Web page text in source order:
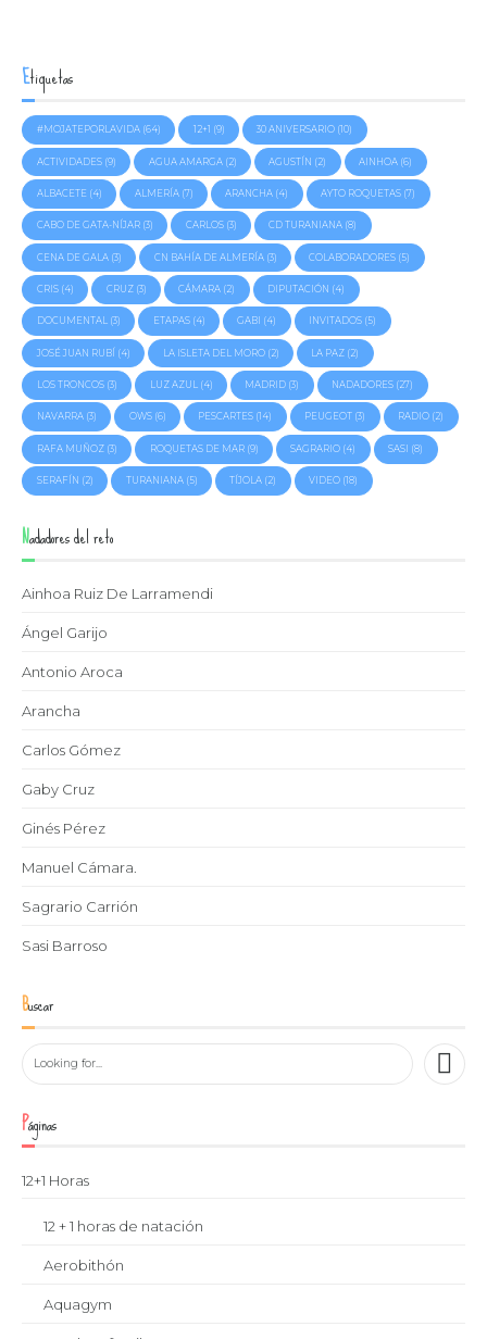
Etiquetas
#MOJATEPORLAVIDA(64) 12+1 (9) 30 ANIVERSARIO (10)
ACTIVIDADES(9) AGUA AMARGA(2) AGUSTÍN (2) AINHOA (6)
ALBACETE (4) ALMERÍA(7) ARANCHA (4) AYTO ROQUETAS (7)
CABO DE GATA-NÍJAR(3) CARLOS(3) CD TURANIANA (8)
CENA DE GALA(3) CN BAHÍA DE ALMERÍA(3) COLABORADORES (5)
CRIS(4) CRUZ(3) CÁMARA (2) DIPUTACIÓN (4)
DOCUMENTAL(3) ETAPAS(4) GABI (4) INVITADOS (5)
JOSÉ JUAN RUBÍ (4) LA ISLETA DEL MORO(2) LA PAZ (2)
LOS TRONCOS(3) LUZ AZUL (4) MADRID (3) NADADORES (27)
NAVARRA(3) OWS(6) PESCARTES (14) PEUGEOT (3) RADIO (2)
RAFA MUÑOZ(3) ROQUETAS DE MAR(9) SAGRARIO (4) SASI (8)
SERAFÍN (2) TURANIANA(5) TÍJOLA (2) VIDEO (18)
Nadadores del reto
Ainhoa Ruiz De Larramendi
Ángel Garijo
Antonio Aroca
Arancha
Carlos Gómez
Gaby Cruz
Ginés Pérez
Manuel Cámara.
Sagrario Carrión
Sasi Barroso
Buscar
Páginas
12+1 Horas
12 + 1 horas de natación
Aerobithón
Aquagym